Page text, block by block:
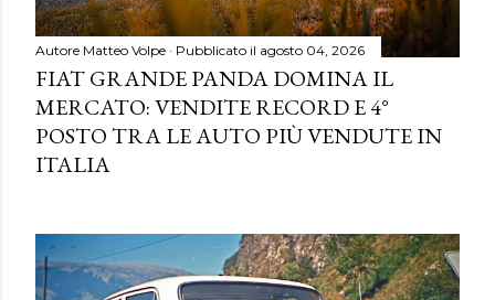
Autore Matteo Volpe Pubblicato il agosto 04, 2026
FIAT GRANDE PANDA DOMINA IL
MERCATO: VENDITE RECORD E 4°
POSTO TRA LE AUTO PIÙ VENDUTE IN
ITALIA